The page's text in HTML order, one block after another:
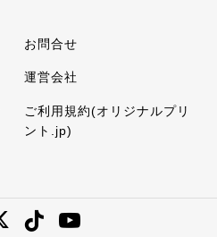
お問合せ
運営会社
ご利用規約(オリジナルプリ
ント.jp)